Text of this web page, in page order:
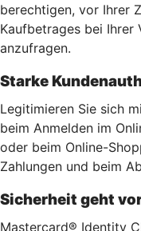
berechtigen, vor Ihrer
Kaufbetrages bei Ihrer
anzufragen.
Starke
Legitimieren Sie sich
beim Anmelden im
oder beim Online-
Zahlungen und beim
Sicherheit geht
Mastercard® Identity